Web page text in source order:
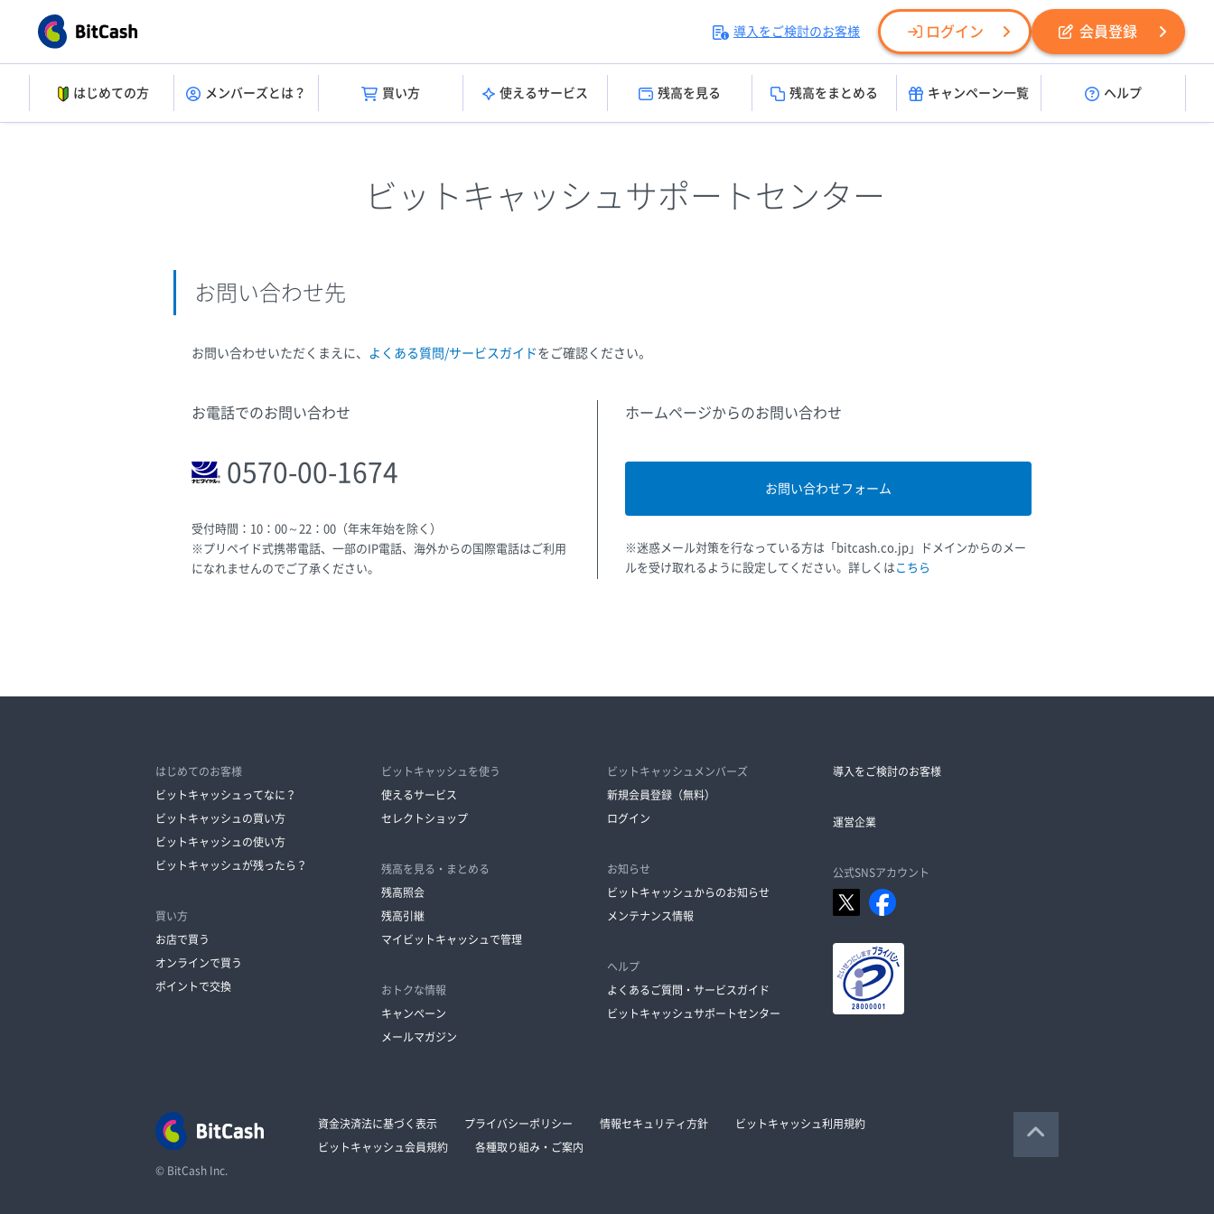
導入をご検討のお客様 ログイン 会員登録
はじめての方 メンバーズとは？ 買い方 使えるサービス 残高を見る 残高をまとめる キャンペーン一覧 ヘルプ
ビットキャッシュサポートセンター
お問い合わせ先
お問い合わせいただくまえに、 よくある質問/サービスガイド をご確認ください。
お電話でのお問い合わせ
0570-00-1674
受付時間：10：00～22：00（年末年始を除く）
※プリペイド式携帯電話、一部のIP電話、海外からの国際電話はご利用
になれませんのでご了承ください。
ホームページからのお問い合わせ
お問い合わせフォーム
※迷惑メール対策を行なっている方は「bitcash.co.jp」ドメインからのメー
ルを受け取れるように設定してください。詳しくは こちら
はじめてのお客様
ビットキャッシュってなに？
ビットキャッシュの買い方
ビットキャッシュの使い方
ビットキャッシュが残ったら？
買い方
お店で買う
オンラインで買う
ポイントで交換
ビットキャッシュを使う
使えるサービス
セレクトショップ
残高を見る・まとめる
残高照会
残高引継
マイビットキャッシュで管理
おトクな情報
キャンペーン
メールマガジン
ビットキャッシュメンバーズ
新規会員登録（無料）
ログイン
お知らせ
ビットキャッシュからのお知らせ
メンテナンス情報
ヘルプ
よくあるご質問・サービスガイド
ビットキャッシュサポートセンター
導入をご検討のお客様
運営企業
公式SNSアカウント
© BitCash Inc.
資金決済法に基づく表示 プライバシーポリシー 情報セキュリティ方針 ビットキャッシュ利用規約
ビットキャッシュ会員規約 各種取り組み・ご案内